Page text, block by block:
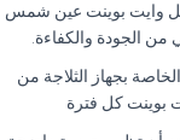
وايت بوينت عين شمس
الجودة والكفاءة.
بجهاز الثلاجة من
بوينت كل فترة